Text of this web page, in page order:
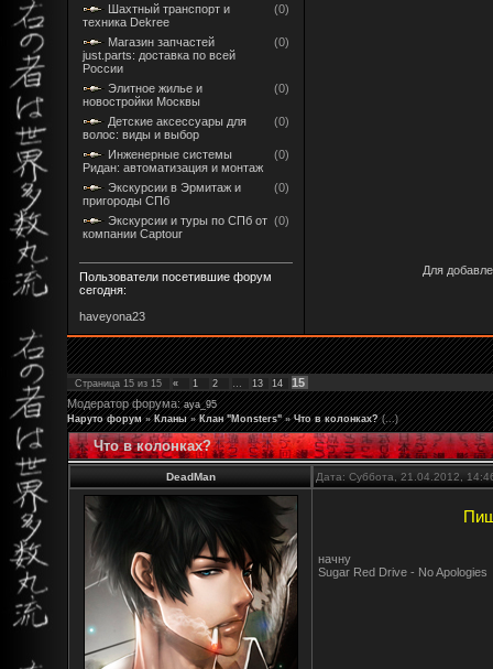
Шахтный транспорт и
техника Dekree
(0)
Магазин запчастей
just.parts: доставка по всей
России
(0)
Элитное жилье и
новостройки Москвы
(0)
Детские аксессуары для
волос: виды и выбор
(0)
Инженерные системы
Ридан: автоматизация и монтаж
(0)
Экскурсии в Эрмитаж и
пригороды СПб
(0)
Экскурсии и туры по СПб от
компании Captour
(0)
Пользователи посетившие форум
сегодня:
haveyona23
Для
Страница 15 из 15 « 1 2 13 14
15
Модератор форума:aya_95
Наруто форум » Кланы » Клан "Monsters" » Что в колонках? (...)
Что в колонках?
DeadMan Дата: Суббота, 21.04.2012,
начну
Sugar Red Drive - No Apologies